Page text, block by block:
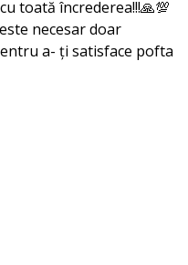
toată încrederea!!!🙏💯
necesar doar
a- ți satisface pofta